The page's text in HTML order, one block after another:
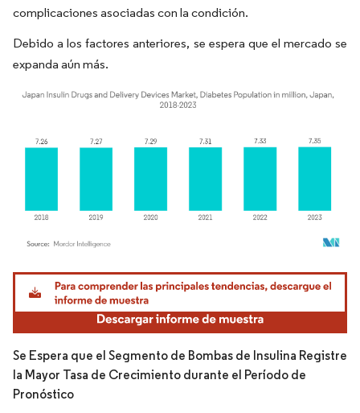
complicaciones asociadas con la condición.
Debido a los factores anteriores, se espera que el mercado se
expanda aún más.
Imagen © Mordor Intelligence. El uso requiere atribución según CC BY 4.0.
Se Espera que el Segmento de Bombas de Insulina Registre
la Mayor Tasa de Crecimiento durante el Período de
Pronóstico